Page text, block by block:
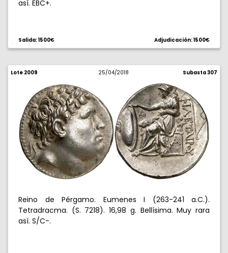
así. EBC+.
Salida: 1500€ Adjudicación: 1500€
Lote 2009 25/04/2018 Subasta 307
Reino de Pérgamo. Eumenes I (263-241 a.C.).
Tetradracma. (S. 7218). 16,98 g. Bellísima. Muy rara
así. S/C-.